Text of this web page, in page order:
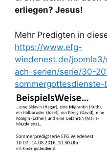
erliegen? Jesus!
Mehr Predigten in
https://www.efg-
wiedenest.de/
ach-serien/serie/30-
sommergottesdienste-